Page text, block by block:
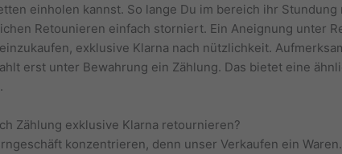
einholen kannst. So lange Du im bereich ihr
Retounieren einfach storniert. Ein Aneignung unter
exklusive Klarna nach nützlichkeit.
erst unter Bewahrung ein Zählung. Das bietet eine
Zählung exklusive Klarna retournieren?
konzentrieren, denn unser Verkaufen ein